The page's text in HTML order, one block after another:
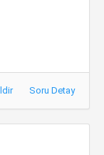
Soru Detay